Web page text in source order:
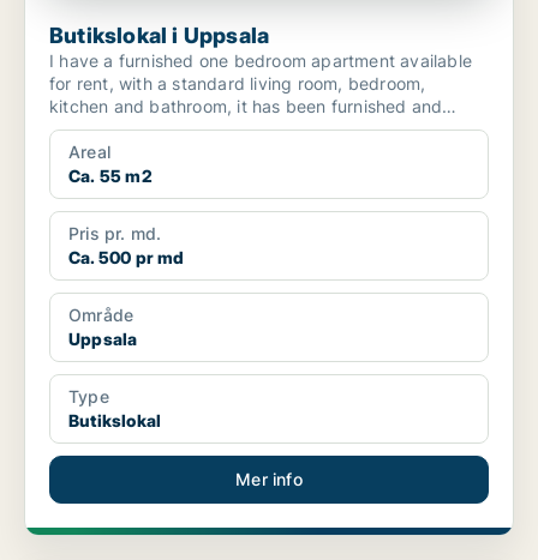
Butikslokal i Uppsala
I have a furnished one bedroom apartment available
for rent, with a standard living room, bedroom,
kitchen and bathroom, it has been furnished and
designed f...
Areal
Ca. 55 m2
Pris pr. md.
Ca. 500 pr md
Område
Uppsala
Type
Butikslokal
Mer info